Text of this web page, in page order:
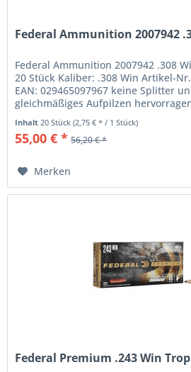
Federal Ammunition 2007942
Federal Ammunition 2007942 .308
20 Stück Kaliber: .308 Win Artikel-
EAN: 029465097967 keine Splitter
gleichmäßiges Aufpilzen
Inhalt20 Stück(2,75 € * / 1 Stück)
55,00 € * 56,20 € *
Merken
Federal Premium .243 Win